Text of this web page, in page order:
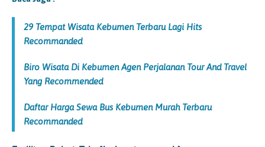
29 Tempat Wisata Kebumen Terbaru Lagi Hits
Recommanded
Biro Wisata Di Kebumen Agen Perjalanan Tour And Travel
Yang Recommended
Daftar Harga Sewa Bus Kebumen Murah Terbaru
Recommanded